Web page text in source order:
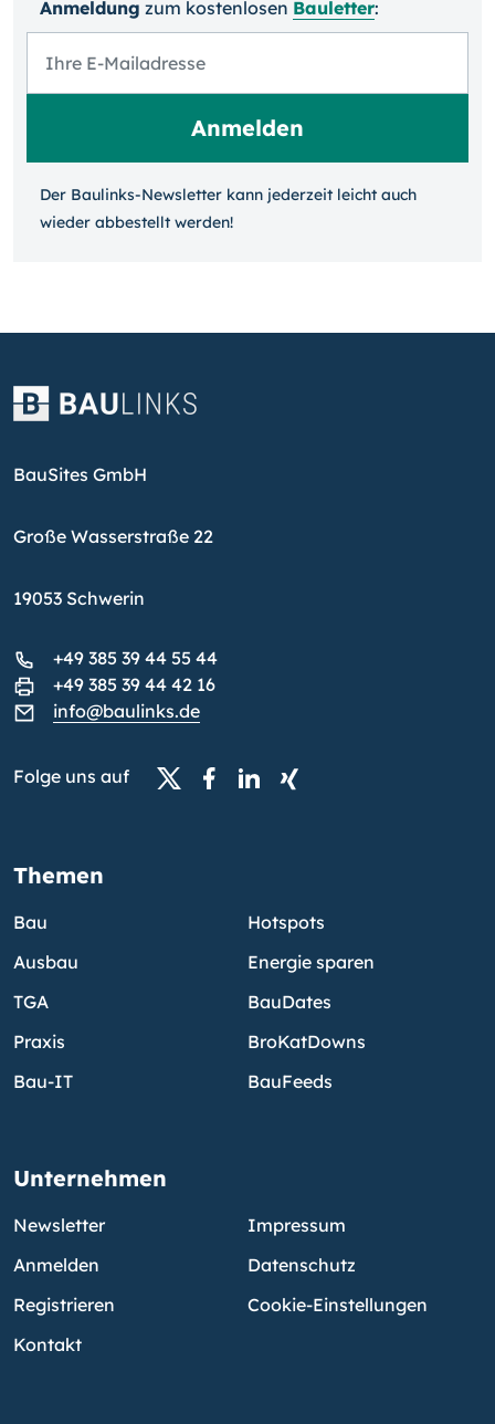
Anmeldung zum kosten­losen Bauletter:
Der Baulinks-Newsletter kann jeder­zeit leicht auch
wieder ab­bestellt werden!
BauSites GmbH
Große Wasserstraße 22
19053 Schwerin
+49 385 39 44 55 44
+49 385 39 44 42 16
info@baulinks.de
Folge uns auf
Themen
Bau
Ausbau
TGA
Praxis
Bau-IT
Hotspots
Energie sparen
BauDates
BroKatDowns
BauFeeds
Unternehmen
Newsletter
Anmelden
Registrieren
Kontakt
Impressum
Datenschutz
Cookie-Einstellungen